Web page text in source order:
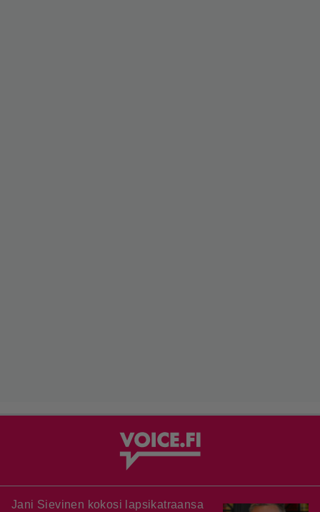
Jani Sievinen kokosi lapsikatraansa